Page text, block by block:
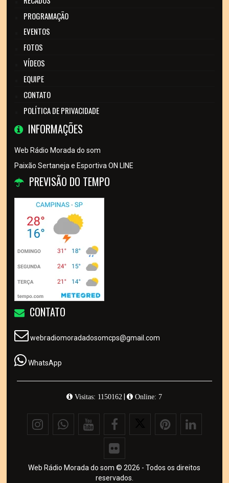
PROGRAMAÇÃO
EVENTOS
FOTOS
VÍDEOS
EQUIPE
CONTATO
POLÍTICA DE PRIVACIDADE
INFORMAÇÕES
Web Rádio Morada do som
Paixão Sertaneja e Esportiva ON LINE
PREVISÃO DO TEMPO
CONTATO
webradiomoradadosomcps@gmail.com
WhatsApp
Visitas: 1150162 | Online: 7
Web Rádio Morada do som © 2026 - Todos os direitos
reservados.